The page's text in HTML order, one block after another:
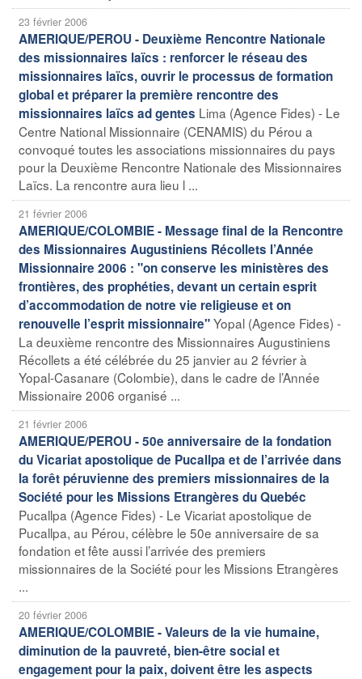
23 février 2006
AMERIQUE/PEROU - Deuxième Rencontre Nationale
des missionnaires laïcs : renforcer le réseau des
missionnaires laïcs, ouvrir le processus de formation
global et préparer la première rencontre des
missionnaires laïcs ad gentes Lima (Agence Fides) - Le
Centre National Missionnaire (CENAMIS) du Pérou a
convoqué toutes les associations missionnaires du pays
pour la Deuxième Rencontre Nationale des Missionnaires
Laïcs. La rencontre aura lieu l ...
21 février 2006
AMERIQUE/COLOMBIE - Message final de la Rencontre
des Missionnaires Augustiniens Récollets l’Année
Missionnaire 2006 : "on conserve les ministères des
frontières, des prophéties, devant un certain esprit
d’accommodation de notre vie religieuse et on
renouvelle l’esprit missionnaire"Yopal (Agence Fides) -
La deuxième rencontre des Missionnaires Augustiniens
Récollets a été célébrée du 25 janvier au 2 février à
Yopal-Casanare (Colombie), dans le cadre de l’Année
Missionaire 2006 organisé ...
21 février 2006
AMERIQUE/PEROU - 50e anniversaire de la fondation
du Vicariat apostolique de Pucallpa et de l’arrivée dans
la forêt péruvienne des premiers missionnaires de la
Société pour les Missions Etrangères du Quebéc
Pucallpa (Agence Fides) - Le Vicariat apostolique de
Pucallpa, au Pérou, célèbre le 50e anniversaire de sa
fondation et fête aussi l’arrivée des premiers
missionnaires de la Société pour les Missions Etrangères
...
20 février 2006
AMERIQUE/COLOMBIE - Valeurs de la vie humaine,
diminution de la pauvreté, bien-être social et
engagement pour la paix, doivent être les aspects